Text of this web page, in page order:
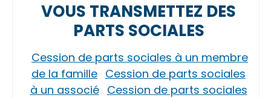
VOUS TRANSMETTEZ DES
PARTS SOCIALES
Cession de parts sociales à un membre
de la famille Cession de parts sociales
à un associé Cession de parts sociales